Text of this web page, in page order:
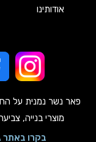
אודותינו
פאר נשר נמנית על
מוצרי בנייה,
בקרו באתר AQUILA – ברזים & אביזרי אמבט